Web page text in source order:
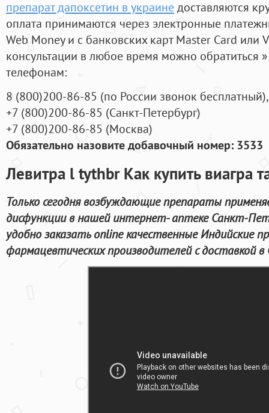
препарат дапоксетин в украинедоставляются
оплата принимаются через электронные
Web Money и с банковских карт Master Card или
консультации в любое время можно обратиться
телефонам:
8 (800)200-86-85 (по России звонок бесплатный),
+7 (800)200-86-85 (Санкт-Петербург)
+7 (800)200-86-85 (Москва)
Обязательно назовите добавочный номер: 3533
Левитра l tythbr Как купить виагра
Только сегодня возбуждающие препараты
дисфункции в нашей интернет- аптеке Санкт-
удобно заказать online качественные Индийские
фармацевтических производителей с доставкой